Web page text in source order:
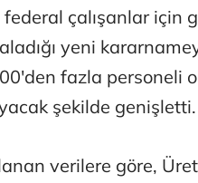
çalışanlar için
yeni
fazla personeli
şekilde genişletti.
verilere göre,